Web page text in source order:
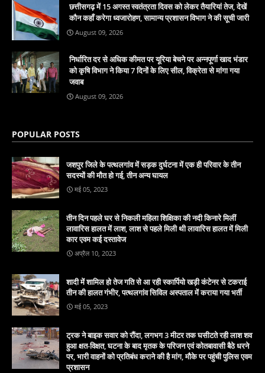
छत्तीसगढ़ में 15 अगस्त स्वतंत्रता दिवस को लेकर तैयारियां तेज, देखें
कौन कहाँ करेगा ध्वजारोहण, सामान्य प्रशासन विभाग ने की सूची जारी
August 09, 2026
निर्धारित दर से अधिक कीमत पर यूरिया बेचने पर अन्नपूर्णा खाद भंडार
को कृषि विभाग ने किया 7 दिनों के लिए सील, विक्रेता से मांगा गया
जवाब
August 09, 2026
POPULAR POSTS
जशपुर जिले के पत्थलगांव में सड़क दुर्घटना में एक ही परिवार के तीन
सदस्यों की मौत हो गई, तीन अन्य घायल
मई 05, 2023
तीन दिन पहले घर से निकली महिला शिक्षिका की नदी किनारे मिलीं
लावारिस हालत में लाश, लाश से पहले मिली थी लावारिस हालत में मिली
कार एवम कई दस्तावेज
अप्रैल 10, 2023
शादी में शामिल हो तेज गति से आ रही स्कार्पियो खड़ी कंटेनर से टकराई
तीन की हालत गंभीर, पत्थलगांव सिविल अस्पताल में कराया गया भर्ती
मई 05, 2023
ट्रक ने बाइक सवार को रौंदा, लगभग 3 मीटर तक घसीटते रही लाश शव
हुआ क्षत-विक्षत, घटना के बाद मृतक के परिजन एवं कोतबावासी बैठे धरने
पर, भारी वाहनों को प्रतिबंध कराने की है मांग, मौके पर पहुंची पुलिस एवम
प्रशासन